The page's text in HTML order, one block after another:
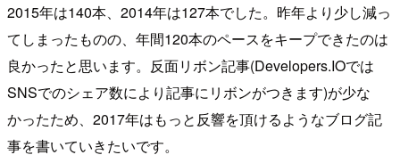
2015年は140本、2014年は127本でした。昨年より少し減っ
てしまったものの、年間120本のペースをキープできたのは
良かったと思います。反面リボン記事(Developers.IOでは
SNSでのシェア数により記事にリボンがつきます)が少な
かったため、2017年はもっと反響を頂けるようなブログ記
事を書いていきたいです。